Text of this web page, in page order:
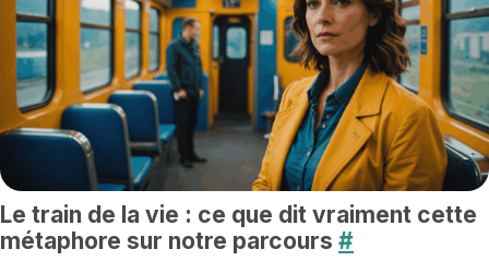
Le train de la vie : ce que dit vraiment cette
métaphore sur notre parcours #